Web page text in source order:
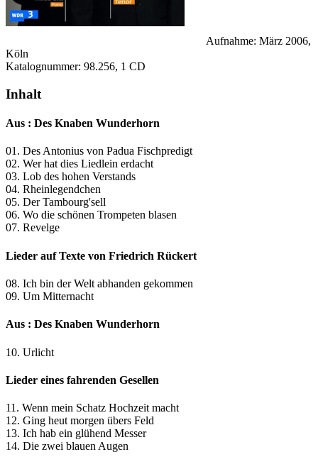
Aufnahme: März 2006,
Köln
Katalognummer: 98.256, 1 CD
Inhalt
Aus : Des Knaben Wunderhorn
01. Des Antonius von Padua Fischpredigt
02. Wer hat dies Liedlein erdacht
03. Lob des hohen Verstands
04. Rheinlegendchen
05. Der Tambourg'sell
06. Wo die schönen Trompeten blasen
07. Revelge
Lieder auf Texte von Friedrich Rückert
08. Ich bin der Welt abhanden gekommen
09. Um Mitternacht
Aus : Des Knaben Wunderhorn
10. Urlicht
Lieder eines fahrenden Gesellen
11. Wenn mein Schatz Hochzeit macht
12. Ging heut morgen übers Feld
13. Ich hab ein glühend Messer
14. Die zwei blauen Augen